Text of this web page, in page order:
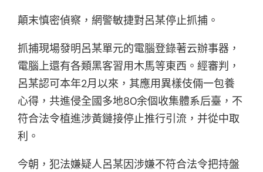
顛末慎密偵察，網警敏捷對呂某停止抓捕。
抓捕現場發明呂某單元的電腦登錄著云辦事器，
電腦上還有各類黑客習用木馬等東西。經審判，
呂某認可本年2月以來，其應用異樣伎倆一包養
心得，共進侵全國多地80余個收集體系后臺，不
符合法令植進涉黃鏈接停止推行引流，并從中取
利。
今朝，犯法嫌疑人呂某因涉嫌不符合法令把持盤